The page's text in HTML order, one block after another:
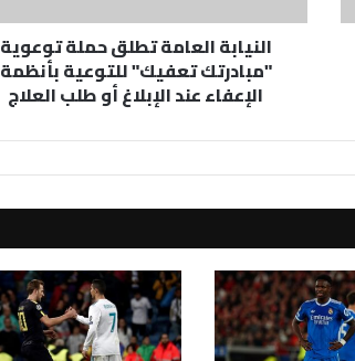
بأنظمة
الإعفاءالنيابة العامة تطلق حملة توعوية
"مبادرتك تعفيك" للتوعية بأنظمة
الإعفاء عند الإبلاغ أو طلب العلاج